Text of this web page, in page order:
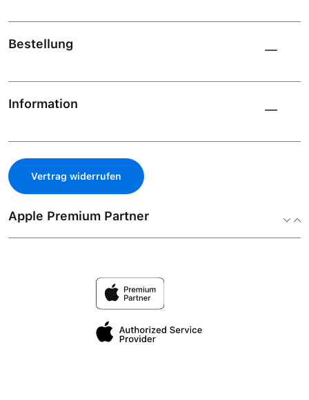
Bestellung
Information
Vertrag widerrufen
Apple Premium Partner